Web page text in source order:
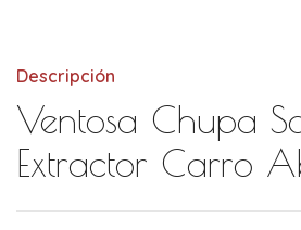
Descripción
Ventosa Chupa
Extractor Carro